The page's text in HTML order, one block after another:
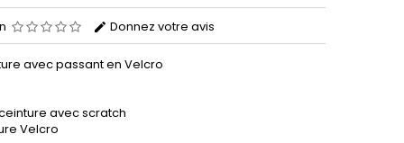
Donnez votre avis
avec passant en Velcro
avec scratch
Velcro